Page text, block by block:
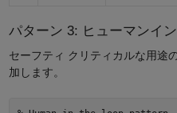
パターン 3: ヒューマンイ
セーフティ クリティカルな用途
加します。